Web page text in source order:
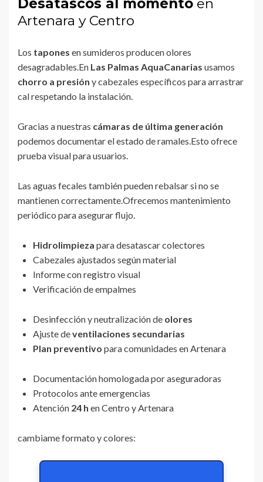
Desatascos al momento en
Artenara y Centro
Los tapones en sumideros producen olores
desagradables.En Las Palmas AquaCanarias usamos
chorro a presión y cabezales específicos para arrastrar
cal respetando la instalación.
Gracias a nuestras cámaras de última generación
podemos documentar el estado de ramales.Esto ofrece
prueba visual para usuarios.
Las aguas fecales también pueden rebalsar si no se
mantienen correctamente.Ofrecemos mantenimiento
periódico para asegurar flujo.
Hidrolimpieza para desatascar colectores
Cabezales ajustados según material
Informe con registro visual
Verificación de empalmes
Desinfección y neutralización de olores
Ajuste deventilaciones secundarias
Plan preventivo para comunidades en Artenara
Documentación homologada por aseguradoras
Protocolos ante emergencias
Atención 24 h en Centro y Artenara
cambiame formato y colores: